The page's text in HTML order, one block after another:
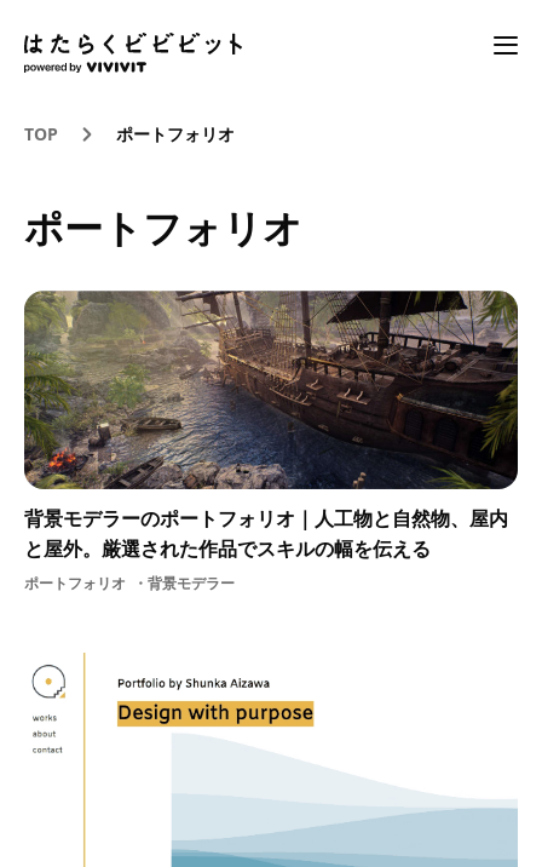
TOP ポートフォリオ
ポートフォリオ
背景モデラーのポートフォリオ｜人工物と自然物、屋内
と屋外。厳選された作品でスキルの幅を伝える
ポートフォリオ 背景モデラー